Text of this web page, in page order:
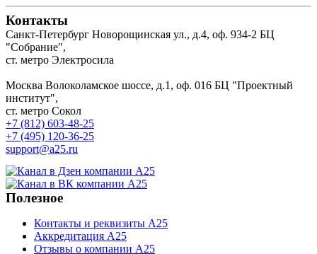
Контакты
Санкт-Петербург Новорощинская ул., д.4, оф. 934-2 БЦ
"Собрание",
ст. метро Электросила
Москва Волоколамское шоссе, д.1, оф. 016 БЦ "Проектный
институт",
ст. метро Сокол
+7 (812) 603-48-25
+7 (495) 120-36-25
support@a25.ru
Полезное
Контакты и реквизиты А25
Аккредитация А25
Отзывы о компании А25